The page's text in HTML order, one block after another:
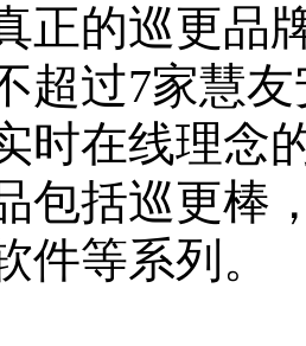
正的巡更品
超过7家慧
时在线理念
包括巡更棒
件等系列。